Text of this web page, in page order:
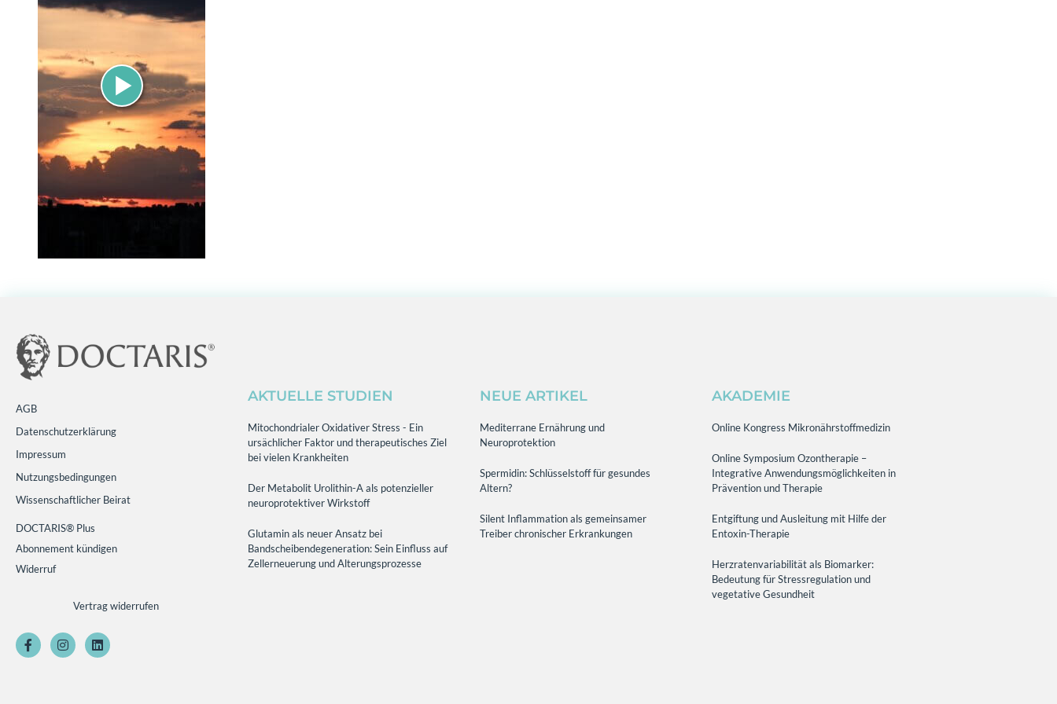
AGB
Datenschutzerklärung
Impressum
Nutzungsbedingungen
Wissenschaftlicher Beirat
DOCTARIS® Plus
Abonnement kündigen
Widerruf
Vertrag widerrufen
AKTUELLE STUDIEN
Mitochondrialer Oxidativer Stress - Ein
ursächlicher Faktor und therapeutisches Ziel
bei vielen Krankheiten
Der Metabolit Urolithin-A als potenzieller
neuroprotektiver Wirkstoff
Glutamin als neuer Ansatz bei
Bandscheibendegeneration: Sein Einfluss auf
Zellerneuerung und Alterungsprozesse
NEUE ARTIKEL
Mediterrane Ernährung und
Neuroprotektion
Spermidin: Schlüsselstoff für gesundes
Altern?
Silent Inflammation als gemeinsamer
Treiber chronischer Erkrankungen
AKADEMIE
Online Kongress Mikronährstoffmedizin
Online Symposium Ozontherapie –
Integrative Anwendungsmöglichkeiten in
Prävention und Therapie
Entgiftung und Ausleitung mit Hilfe der
Entoxin-Therapie
Herzratenvariabilität als Biomarker:
Bedeutung für Stressregulation und
vegetative Gesundheit